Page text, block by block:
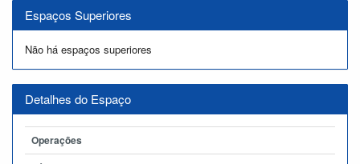
Espaços Superiores
Não há espaços superiores
Detalhes do Espaço
Operações